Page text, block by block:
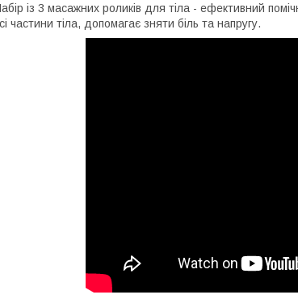
із 3 масажних роликів для тіла - ефективний
частини тіла, допомагає зняти біль та напругу.